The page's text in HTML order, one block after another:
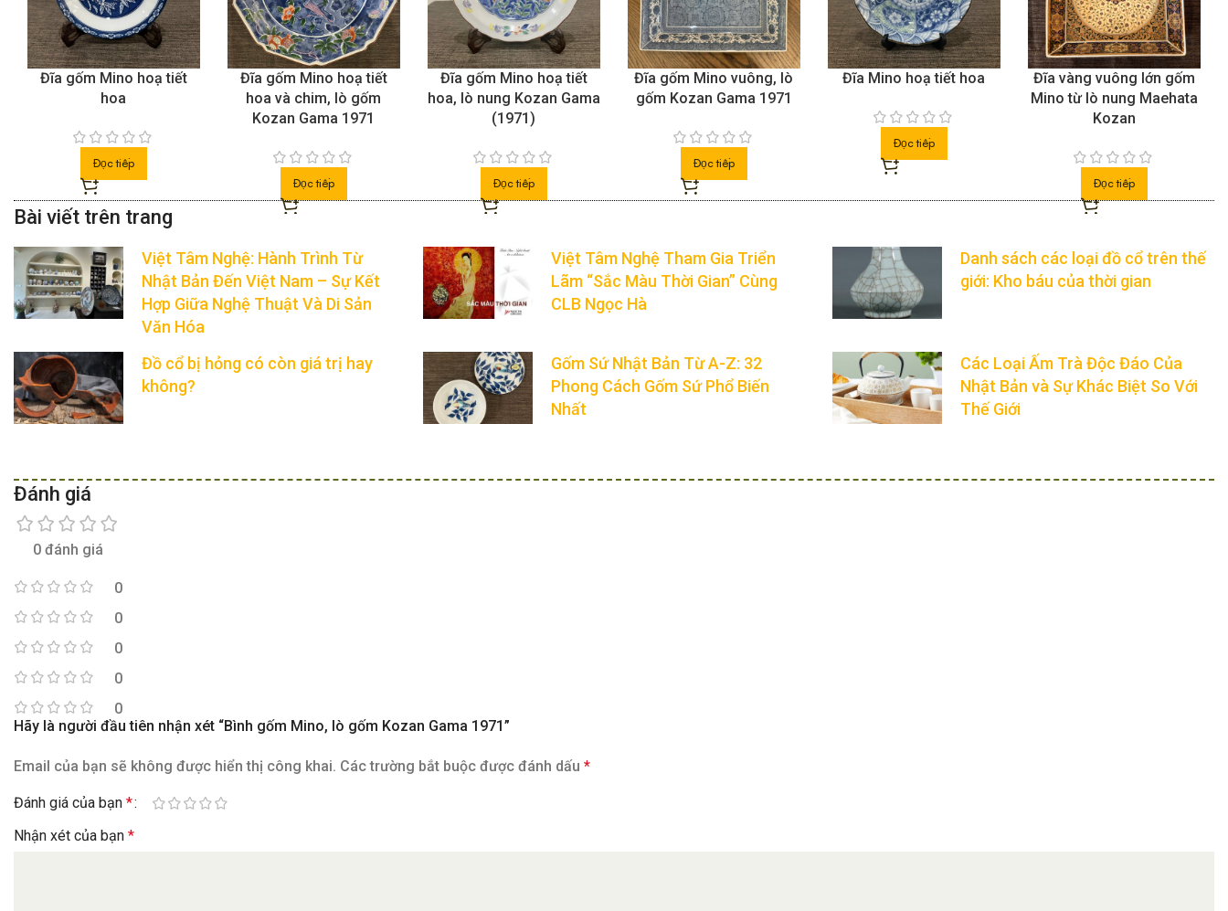
Đĩa gốm Mino hoạ tiết
hoa
Đọc tiếp
Đĩa gốm Mino hoạ tiết
hoa và chim, lò gốm
Kozan Gama 1971
Đọc tiếp
Đĩa gốm Mino hoạ tiết
hoa, lò nung Kozan Gama
(1971)
Đọc tiếp
Đĩa gốm Mino vuông, lò
gốm Kozan Gama 1971
Đọc tiếp
Đĩa Mino hoạ tiết hoa
Đọc tiếp
Đĩa vàng vuông lớn gốm
Mino từ lò nung Maehata
Kozan
Đọc tiếp
Việt Tâm Nghệ: Hành Trình Từ
Nhật Bản Đến Việt Nam – Sự Kết
Hợp Giữa Nghệ Thuật Và Di Sản
Văn Hóa
Việt Tâm Nghệ Tham Gia Triển
Lãm “Sắc Màu Thời Gian” Cùng
CLB Ngọc Hà
Danh sách các loại đồ cổ trên thế
giới: Kho báu của thời gian
Đồ cổ bị hỏng có còn giá trị hay
không?
Gốm Sứ Nhật Bản Từ A-Z: 32
Phong Cách Gốm Sứ Phổ Biến
Nhất
Các Loại Ấm Trà Độc Đáo Của
Nhật Bản và Sự Khác Biệt So Với
Thế Giới
Đánh giá
0 đánh giá
0
0
0
0
0
Hãy là người đầu tiên nhận xét “Bình gốm Mino, lò gốm Kozan Gama 1971”
Email của bạn sẽ không được hiển thị công khai. Các trường bắt buộc được đánh dấu*
Đánh giá của bạn*
Nhận xét của bạn*